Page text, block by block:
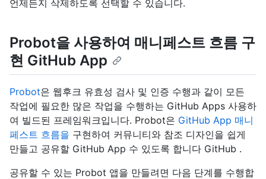
언제든지 삭제하도록 선택할 수 있습니다.
Probot을 사용하여 매니페스트 흐름 구
현 GitHub App
Probot은 웹후크 유효성 검사 및 인증 수행과 같이 모든
작업에 필요한 많은 작업을 수행하는 GitHub Apps 사용하
여 빌드된 프레임워크입니다. Probot은 GitHub App 매니
페스트 흐름을 구현하여 커뮤니티와 참조 디자인을 쉽게
만들고 공유할 GitHub App 수 있도록 합니다 GitHub .
공유할 수 있는 Probot 앱을 만들려면 다음 단계를 수행합